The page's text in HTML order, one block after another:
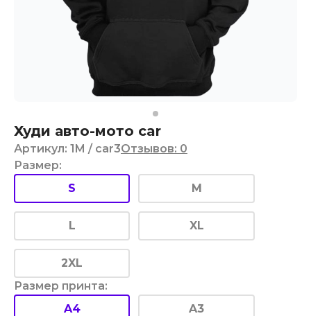
Худи авто-мото car
Артикул: 1M / car3Отзывов: 0
Размер:
S
M
L XL
2XL
Размер принта:
A4
A3